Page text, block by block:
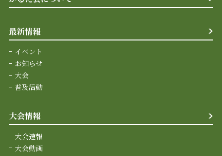
最新情報
イベント
お知らせ
大会
普及活動
大会情報
大会速報
大会動画